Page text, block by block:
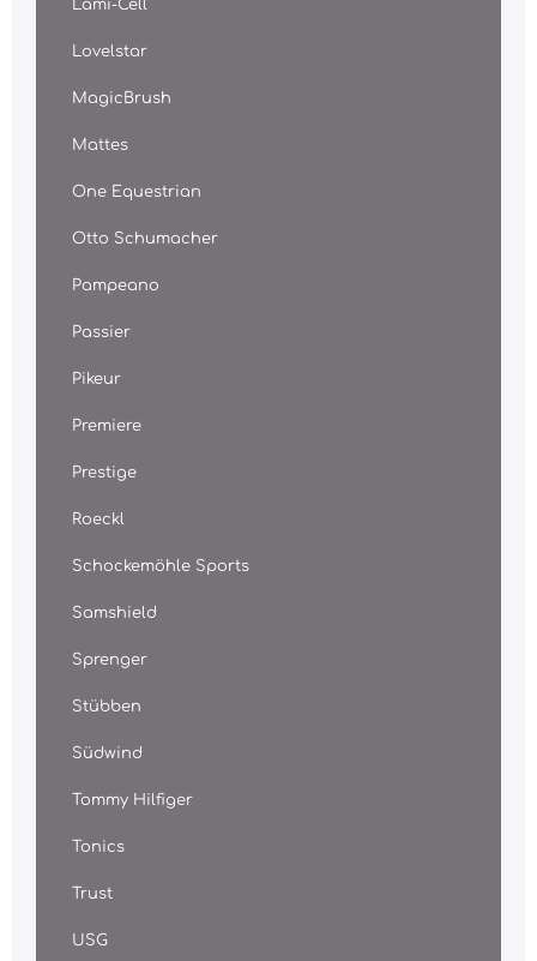
Lami-Cell
Lovelstar
MagicBrush
Mattes
One Equestrian
Otto Schumacher
Pampeano
Passier
Pikeur
Premiere
Prestige
Roeckl
Schockemöhle Sports
Samshield
Sprenger
Stübben
Südwind
Tommy Hilfiger
Tonics
Trust
USG